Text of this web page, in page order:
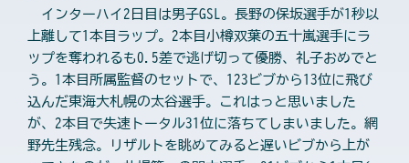
インターハイ2日目は男子GSL。長野の保坂選手が1秒以
上離して1本目ラップ。2本目小樽双葉の五十嵐選手にラ
ップを奪われるも0.5差で逃げ切って優勝、礼子おめでと
う。1本目所属監督のセットで、123ビブから13位に飛び
込んだ東海大札幌の太谷選手。これはっと思いました
が、2本目で失速トータル31位に落ちてしまいました。網
野先生残念。リザルトを眺めてみると遅いビブから上が